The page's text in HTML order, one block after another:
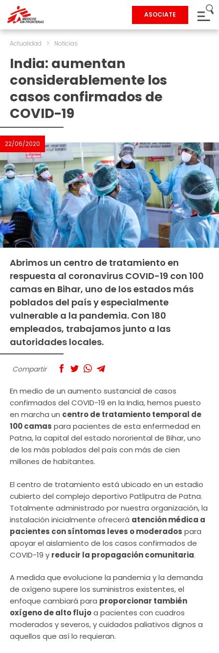
ASOCIATE
Actualidad > Noticias
India: aumentan
considerablemente los
casos confirmados de
COVID-19
22/06/2020
Abrimos un centro de tratamiento en
respuesta al coronavirus COVID-19 con 100
camas en Bihar, uno de los estados más
poblados del país y especialmente
vulnerable a la pandemia. Con 180
empleados, trabajamos junto a las
autoridades locales.
Compartir
En medio de un aumento sustancial de casos
confirmados del COVID-19 en la India, hemos puesto
en marcha un centro de tratamiento temporal de
100 camas para pacientes de esta enfermedad en
Patna, la capital del estado nororiental de Bihar, uno
de los más poblados del país con más de cien
millones de habitantes.
El centro de tratamiento está ubicado en un estadio
cubierto del complejo deportivo Patliputra de Patna.
Totalmente administrado por nuestra organización, la
instalación inicialmente ofrecerá atención médica a
pacientes con síntomas leves o moderados para
apoyar el aislamiento de los casos confirmados de
COVID-19 y reducir la propagación comunitaria.
A medida que evolucione la pandemia y la demanda
de oxígeno supere los suministros existentes, el
enfoque cambiará para proporcionar también
oxígeno de alto flujoa pacientes con cuadros
moderados y severos, y cuidados paliativos dignos a
aquellos que así lo requieran.